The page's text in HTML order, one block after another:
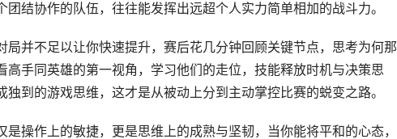
结协作的队伍，往往能发挥出远超个人实力简单相加的战斗力。
并不足以让你快速提升，赛后花几分钟回顾关键节点，思考为何那
手同英雄的第一视角，学习他们的走位，技能释放时机与决策思
到的游戏思维，这才是从被动上分到主动掌控比赛的蜕变之路。
操作上的敏捷，更是思维上的成熟与坚韧，当你能将平和的心态，